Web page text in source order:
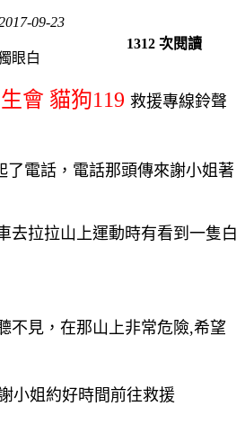
09-23
1312 次閱讀
眼白
會 貓狗119 救援專線鈴聲
了電話，電話那頭傳來謝小姐著
去拉拉山上運動時有看到一隻白
不見，在那山上非常危險,希望
小姐約好時間前往救援